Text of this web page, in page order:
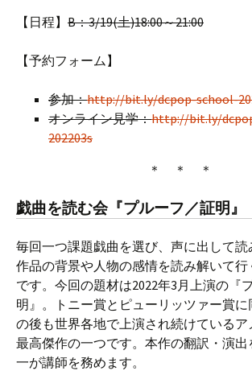
【日程】 B：3/19(土)18:00～21:00
【予約フォーム】
参加：http://bit.ly/dcpop-school-
オンライン見学：http://bit.ly/
202203s
＊ ＊ ＊
戯曲を読む会『プルーフ／証明』
毎回一つ課題戯曲を選び、声に出して読
作品の背景や人物の感情を読み解いて
です。今回の題材は2022年3月上演の『
明』。トニー賞とピューリッツァー賞
の後も世界各地で上演され続けている
最高傑作の一つです。本作の翻訳・演
一が講師を務めます。